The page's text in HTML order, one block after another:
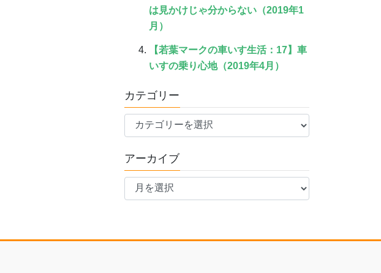
は見かけじゃ分からない（2019年1
月）
【若葉マークの車いす生活：17】車
いすの乗り心地（2019年4月）
カテゴリー
テ
リ
ー
アーカイブ
ア